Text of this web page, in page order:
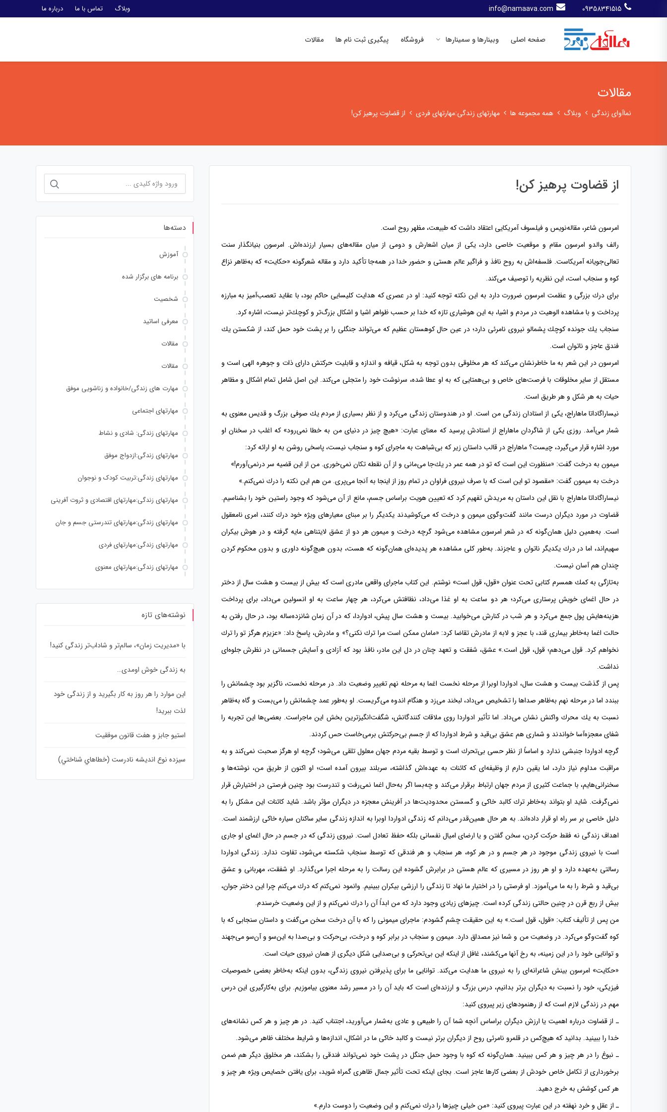
09358341515
info@namaava.com وبلاگ تماس با ما درباره ما
صفحه اصلی وبینارها و سمینارها فروشگاه پیگیری ثبت نام ها مقالات
مقالات
نماآوای زندگی وبلاگ همه مجموعه ها مهارتهای زندگی:مهارتهای فردی از قضاوت پرهیز كن!
از قضاوت پرهیز كن!
امرسون شاعر، مقاله‌نویس و فیلسوف آمریكایی اعتقاد داشت كه طبیعت، مظهر روح است.
رالف والدو امرسون مقام و موقعیت خاصی دارد، یكی از میان اشعارش و دومی از میان مقاله‌های بسیار ارزنده‌اش. امرسون بنیانگذار سنت
تعالی‌جویانه آمریكاست. فلسفه‌اش به روح نافذ و فراگیر عالم هستی و حضور خدا در همه‌جا تأكید دارد و مقاله شعرگونه «حكایت» كه به‌ظاهر نزاع
كوه و سنجاب است، این نظریه را توصیف می‌كند.
برای درك بزرگی و عظمت امرسون ضرورت دارد به این نكته توجه كنید: او در عصری كه هدایت كلیسایی حاكم بود، با عقاید تعصب‌آمیز به مبارزه
پرداخت و با مشاهده الوهیت در مردم و اشیا، به این هوشیاری تازه كه خدا بر حسب ظواهر اشیا و اشكال بزرگ‌تر و كوچك‌تر نیست، اشاره كرد.
سنجاب یك جونده كوچك پشمالو نیروی نامرئی دارد؛ در عین حال كوهستان عظیم كه می‌تواند جنگلی را بر پشت خود حمل كند، از شكستن یك
فندق عاجز و ناتوان است.
امرسون در این شعر به ما خاطرنشان می‌كند كه هر مخلوقی بدون توجه به شكل، قیافه و اندازه و قابلیت حركتش دارای ذات و جوهره الهی است و
مستقل از سایر مخلوقات با فرصت‌های خاص و بی‌همتایی كه به او عطا شده، سرنوشت خود را متجلی می‌كند. این اصل شامل تمام اشكال و مظاهر
حیات به هر شكل و هر طریق است.
نیساراگاداتا ماهاراج، یكی از استادان زندگی من است. او در هندوستان زندگی می‌كرد و از نظر بسیاری از مردم یك صوفی بزرگ و قدیس معنوی به
شمار می‌آمد. روزی یكی از شاگردان ماهاراج از استادش پرسید كه معنای عبارت: «هیچ چیز در دنیای من به خطا نمی‌رود» كه اغلب در سخنان او
مورد اشاره قرار می‌گیرد، چیست؟ ماهاراج در قالب داستان زیر كه بی‌شباهت به ماجرای كوه و سنجاب نیست، پاسخی روشن به او ارائه كرد:
میمون به درخت گفت: «منظورت این است كه تو در همه عمر در یك‌جا می‌مانی و از آن نقطه تكان نمی‌خوری. من از این قضیه سر درنمی‌آورم!»
درخت به میمون گفت: «مقصود تو این است كه با صرف نیروی فراوان در تمام روز از اینجا به آنجا می‌پری. من هم این نكته را درك نمی‌كنم.»
نیساراگاداتا ماهاراج با نقل این داستان به مریدش تفهیم كرد كه تعیین هویت براساس جسم، مانع از آن می‌شود كه وجود راستین خود را بشناسیم.
قضاوت در مورد دیگران درست مانند گفت‌و‌گوی میمون و درخت كه می‌كوشیدند یكدیگر را بر مبنای معیارهای ویژه خود درك كنند، امری نامعقول
است. به‌همین دلیل همان‌گونه كه در شعر امرسون مشاهده می‌شود گرچه درخت و میمون هر دو از عشق لایتناهی مایه گرفته و در هوش بیكران
سهیم‌اند، اما در درك یكدیگر ناتوان و عاجزند. به‌طور كلی مشاهده هر پدیده‌ای همان‌گونه كه هست، بدون هیچ‌گونه داوری و بدون محكوم كردن
چندان هم آسان نیست.
به‌تازگی به كمك همسرم كتابی تحت عنوان «قول، قول است» نوشتم. این كتاب ماجرای واقعی مادری است كه بیش از بیست و هشت سال از دختر
در حال اغمای خویش پرستاری می‌كرد؛ هر دو ساعت به او غذا می‌داد، نظافتش می‌كرد، هر چهار ساعت به او انسولین می‌داد، برای پرداخت
هزینه‌هایش پول جمع می‌كرد و هر شب در كنارش می‌خوابید. بیست و هشت سال پیش، ادواردا، كه در آن زمان شانزده‌ساله بود، در حال رفتن به
حالت اغما به‌خاطر بیماری قند، با عجز و لابه از مادرش تقاضا كرد: «مامان ممكن است مرا ترك نكنی؟» و مادرش، پاسخ داد: «عزیزم هرگز تو را ترك
نخواهم كرد. قول می‌دهم؛ قول، قول است.» عشق، شفقت و تعهد چنان در دل این مادر، نافذ بود كه آزادی و آسایش جسمانی در نظرش جلوه‌ای
نداشت.
پس از گذشت بیست و هشت سال، ادواردا اوبرا از مرحله نخست اغما به مرحله نهم تغییر وضعیت داد. در مرحله نخست، ناگزیر بود چشمانش را
ببندد اما در مرحله نهم به‌ظاهر صداها را تشخیص می‌داد، لبخند می‌زد و هنگام اندوه می‌گریست. او به‌طور عمد چشمانش را می‌بست و گاه به‌ظاهر
نسبت به یك محرك واكنش نشان می‌داد. اما تأثیر ادواردا روی ملاقات كنندگانش، شگفت‌انگیزترین بخش این ماجراست. بعضی‌ها این تجربه را
شفای معجزه‌آسا خواندند و شماری هم عشق بی‌قید و شرط ادواردا كه از جسم بی‌حركتش برمی‌خاست حس كردند.
گرچه ادواردا جنبشی ندارد و اساساً از نظر حسی بی‌تحرك است و توسط بقیه مردم جهان معلول تلقی می‌شود؛ گرچه او هرگز صحبت نمی‌كند و به
مراقبت مداوم نیاز دارد، اما یقین دارم از وظیفه‌ای كه كائنات به عهده‌اش گذاشته، سربلند بیرون آمده است؛ او اكنون از طریق من، نوشته‌ها و
سخنرانی‌هایم، با جماعت كثیری از مردم جهان ارتباط برقرار می‌كند و چه‌بسا اگر به‌حال اغما نمی‌رفت و تندرست بود چنین فرصتی در اختیارش قرار
نمی‌گرفت. شاید او بتواند به‌خاطر ترك كالبد خاكی و گسستن محدودیت‌ها در آفرینش معجزه در دیگران مؤثر باشد. شاید كائنات این مشكل را به
دلیل خاصی بر سر راه او قرار داده‌اند. به هر حال همین‌قدر می‌دانم كه زندگی ادواردا اوبرا به اندازه زندگی سایر ساكنان سیاره خاكی ارزشمند است.
اهداف زندگی نه فقط حركت كردن، سخن گفتن و یا ارضای امیال نفسانی بلكه حفظ تعادل است. نیروی زندگی كه در جسم در حال اغمای او جاری
است با نیروی زندگی موجود در هر جسم و در هر كوه، هر سنجاب و هر فندقی كه توسط سنجاب شكسته می‌شود، تفاوت ندارد. زندگی ادواردا
رسالتی به‌عهده دارد و او هر روز در مسیری كه عالم هستی در برابرش گشوده این رسالت را به مرحله اجرا می‌گذارد. او شفقت، مهربانی و عشق
بی‌قید و شرط را به ما می‌آموزد. او فرصتی را در اختیار ما نهاد تا زندگی را ارزشی بیكران ببینیم. وانمود نمی‌كنم كه درك می‌كنم چرا این دختر جوان،
بیش از ربع قرن در چنین حالتی زندگی كرده است. چیزهای زیادی وجود دارد كه من ابداً آن را درك نمی‌كنم و از این وضعیت خرسندم.
من پس از تألیف كتاب: «قول، قول است.» به این حقیقت چشم گشودم: ماجرای میمونی را كه با آن درخت سخن می‌گفت و داستان سنجابی كه با
كوه گفت‌و‌گو می‌كرد. در وضعیت من و شما نیز مصداق دارد. میمون و سنجاب در برابر كوه و درخت، بی‌حركت و بی‌صدا به این‌سو و آن‌سو می‌جهند
و توانایی خود را در این زمینه، به رخ آنها می‌كشند، غافل از اینكه این بی‌تحركی و بی‌صدایی شكل دیگری از همان نیروی حیات است.
«حكایت» امرسون بینش شاعرانه‌ای را به نیروی ما هدایت می‌كند. توانایی ما برای پذیرفتن نیروی زندگی، بدون اینكه به‌خاطر بعضی خصوصیات
فیزیكی، خود را نسبت به دیگران برتر بدانیم، درس بزرگ و ارزنده‌ای است كه باید آن را در مسیر رشد معنوی بیاموزیم. برای به‌كارگیری این درس
مهم در زندگی لازم است كه از رهنمودهای زیر پیروی كنید:
ـ از قضاوت درباره اهمیت یا ارزش دیگران براساس آنچه شما آن را طبیعی و عادی به‌شمار می‌آورید، اجتناب كنید. در هر چیز و هر كس نشانه‌های
خدا را ببینید. بدانید كه هیچ‌كس در قلمرو نامرئی روح از دیگران برتر نیست و كالبد خاكی ما در اشكال، اندازه‌ها و شرایط مختلف ظاهر می‌شود.
ـ نبوغ را در هر چیز و هر كس ببینید. همان‌گونه كه كوه با وجود حمل جنگل در پشت خود نمی‌تواند فندقی را بشكند، هر مخلوق دیگر هم ضمن
برخورداری از تكامل خاص خودش از بعضی كارها عاجز است. بجای اینكه تحت تأثیر جمال ظاهری گمراه شوید، برای یافتن خصایص ویژه هر چیز و
هر كس كوشش به خرج دهید.
ـ از عقل و خرد نهفته در این عبارت پیروی كنید: «من خیلی چیزها را درك نمی‌كنم و این وضعیت را دوست دارم.»
جستجو
دسته‌ها
آموزش
برنامه های برگزار شده
شخصیت
معرفی اساتید
مقالات
مقالات
مهارت های زندگی/خانواده و زناشویی موفق
مهارتهای اجتماعی
مهارتهای زندگی: شادی و نشاط
مهارتهای زندگی:ازدواج موفق
مهارتهای زندگی:تربیت کودک و نوجوان
مهارتهای زندگی:مهارتهای اقتصادی و ثروت آفرینی
مهارتهای زندگی:مهارتهای تندرستی جسم و جان
مهارتهای زندگی:مهارتهای فردی
مهارتهای زندگی:مهارتهای معنوی
نوشته‌های تازه
با «مدیریت زمان»، سالم‌تر و شاداب‌تر زندگی کنید!
به زندگی خوش اومدی…
این موارد را هر روز به کار بگیرید و از زندگی خود
لذت ببرید!
استیو جابز و هفت قانون موفقیت
سيزده نوع انديشه نادرست (خطاهاي شناختي)